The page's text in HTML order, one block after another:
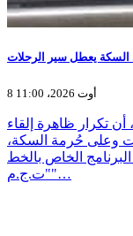
يعطل سير الرحلات
8 أوت 2026، 11:00
تكرار ظاهرة إلقاء
وعلى حُرمة السكة،
الخاص بالخط
"ت.ج.م"…